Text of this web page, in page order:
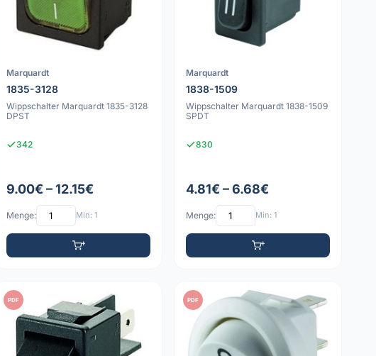
Marquardt
1835-3128
Wippschalter Marquardt 1835-3128
DPST
342
9.00€ – 12.15€
Menge: Min: 1
Marquardt
1838-1509
Wippschalter Marquardt 1838-1509
SPDT
830
4.81€ – 6.68€
Menge: Min: 1
PDF PDF